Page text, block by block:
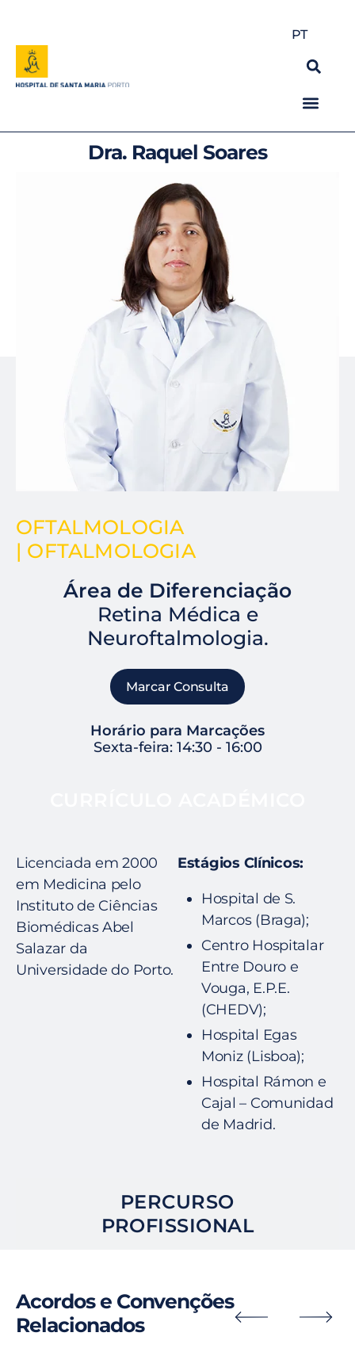
PT
Dra. Raquel Soares
OFTALMOLOGIA
| OFTALMOLOGIA
Área de Diferenciação
Retina Médica e
Neuroftalmologia.
Marcar Consulta
Horário para Marcações
Sexta-feira: 14:30 - 16:00
PERCURSO
PROFISSIONAL
Licenciada em 2000
em Medicina pelo
Instituto de Ciências
Biomédicas Abel
Salazar da
Universidade do Porto.
Estágios Clínicos:
Hospital de S.
Marcos (Braga);
Centro Hospitalar
Entre Douro e
Vouga, E.P.E.
(CHEDV);
Hospital Egas
Moniz (Lisboa);
Hospital Rámon e
Cajal – Comunidad
de Madrid.
Acordos e Convenções
Relacionados